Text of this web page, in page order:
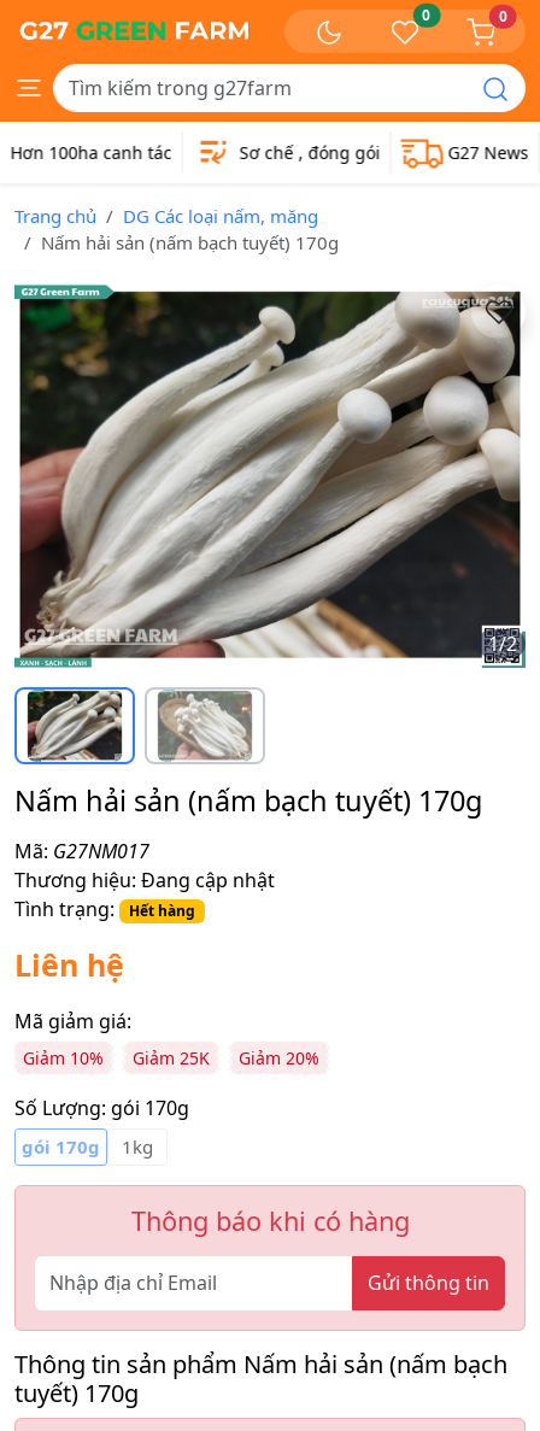
0 0
100ha canh tác Sơ chế , đóng gói G27 News
Trang chủ
DG Các loại nấm, măng
Nấm hải sản (nấm bạch tuyết) 170g
1/2
Nấm hải sản (nấm bạch tuyết) 170g
Mã: G27NM017
Thương hiệu: Đang cập nhật
Tình trạng:
Hết hàng
Liên hệ
Mã giảm giá:
Giảm 10% Giảm 25K Giảm 20%
Số Lượng: gói 170g
gói 170g 1kg
Thông báo khi có hàng
Gửi thông tin
Thông tin sản phẩm Nấm hải sản (nấm bạch
tuyết) 170g